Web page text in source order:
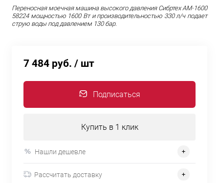
Переносная моечная машина высокого давления Сибртех AM-1600
58224 мощностью 1600 Вт и производительностью 330 л/ч подает
струю воды под давлением 130 бар.
7 484 руб. / шт
Подписаться
Купить в 1 клик
Нашли дешевле
Рассчитать доставку